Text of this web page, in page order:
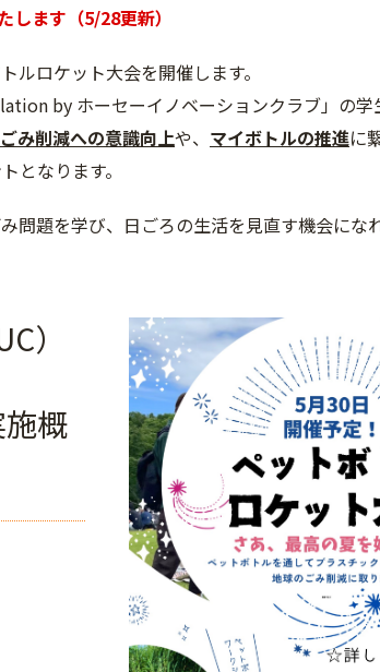
ます（5/28更新）
ルロケット大会を開催します。
by ホーセーイノベーションクラブ」の
み削減への意識向上や、 マイボトルの推進に
となります。
問題を学び、日ごろの生活を見直す機会にな
）
概